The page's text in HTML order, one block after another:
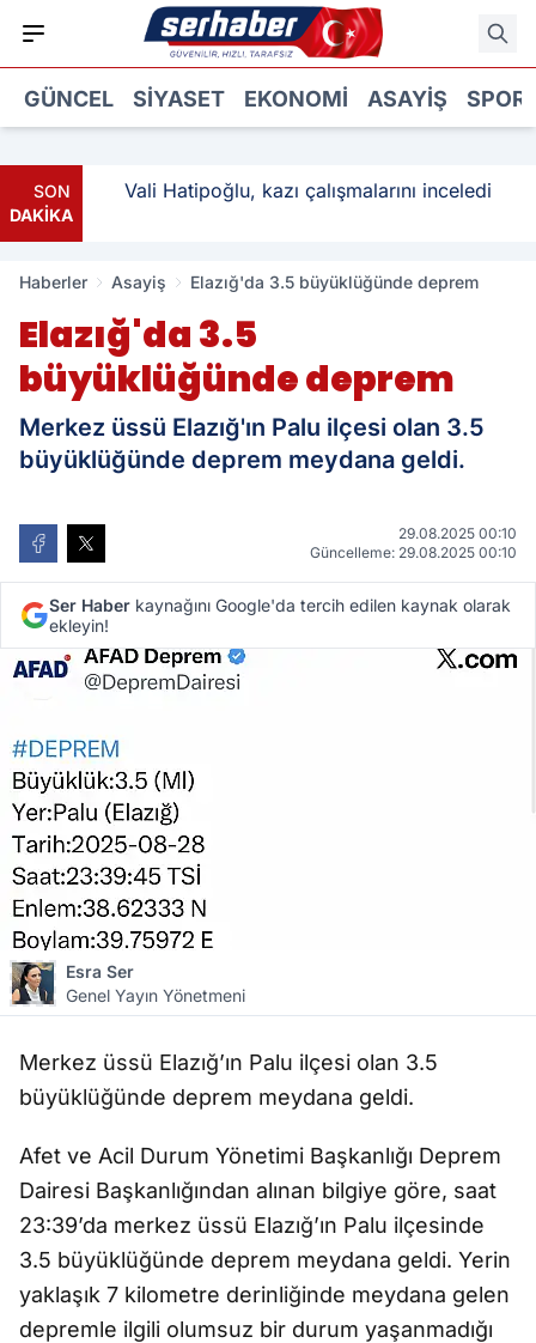
GÜNCEL SIYASET EKONOMI ASAYIŞ SPOR
SON
DAKİKA
Vali Hatipoğlu, kazı çalışmalarını inceledi
Haberler Asayiş Elazığ'da 3.5 büyüklüğünde deprem
Elazığ'da 3.5
büyüklüğünde deprem
Merkez üssü Elazığ'ın Palu ilçesi olan 3.5
büyüklüğünde deprem meydana geldi.
29.08.2025 00:10
Güncelleme: 29.08.2025 00:10
Ser Haber kaynağını Google'da tercih edilen kaynak olarak
ekleyin!
Esra Ser
Genel Yayın Yönetmeni
Merkez üssü Elazığ’ın Palu ilçesi olan 3.5
büyüklüğünde deprem meydana geldi.
Afet ve Acil Durum Yönetimi Başkanlığı Deprem
Dairesi Başkanlığından alınan bilgiye göre, saat
23:39’da merkez üssü Elazığ’ın Palu ilçesinde
3.5 büyüklüğünde deprem meydana geldi. Yerin
yaklaşık 7 kilometre derinliğinde meydana gelen
depremle ilgili olumsuz bir durum yaşanmadığı